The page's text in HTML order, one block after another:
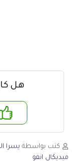
هل
كتب بواسطة يسرا
ميديكال انفو